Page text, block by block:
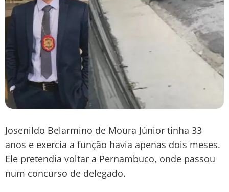
Josenildo Belarmino de Moura Júnior tinha 33
anos e exercia a função havia apenas dois meses.
Ele pretendia voltar a Pernambuco, onde passou
num concurso de delegado.